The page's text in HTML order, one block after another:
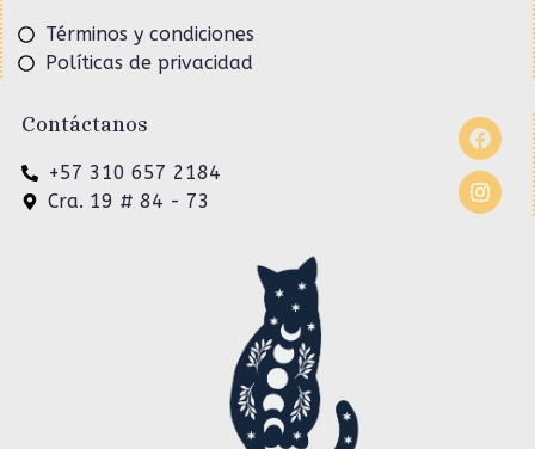
Términos y condiciones
Políticas de privacidad
Contáctanos
+57 310 657 2184
Cra. 19 # 84 - 73